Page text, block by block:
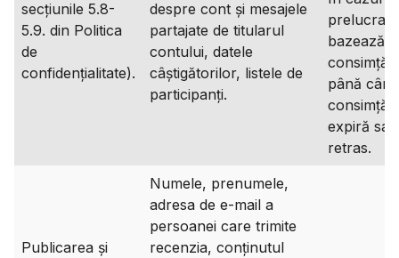
secțiunile 5.8-
5.9. din Politica
de
confidențialitate).
despre cont și mesajele
partajate de titularul
contului, datele
câștigătorilor, listele de
participanți.
bazează
până când
expiră
retras.
Publicarea și
Numele, prenumele,
adresa de e-mail a
persoanei care trimite
recenzia, conținutul